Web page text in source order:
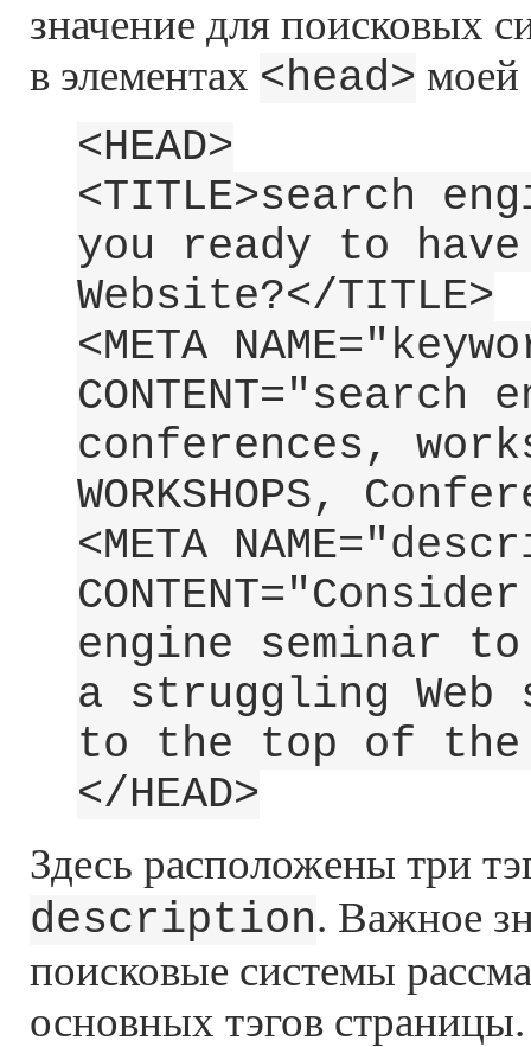
значение для поисковых
в элементах <head> моей
<HEAD>
<TITLE>search
you ready to
Website?</TITLE>
<META
conferences,
WORKSHOPS,
<META
engine seminar
a struggling
to the top of the
</HEAD>
Здесь расположены три
description. Важное
поисковые системы
основных тэгов